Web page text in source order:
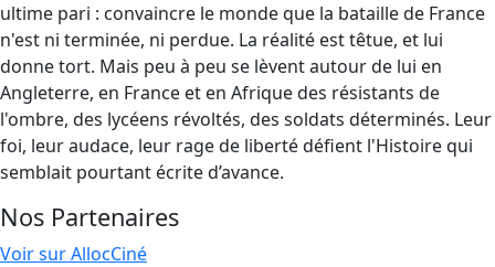
ultime pari : convaincre le monde que la bataille de France
n'est ni terminée, ni perdue. La réalité est têtue, et lui
donne tort. Mais peu à peu se lèvent autour de lui en
Angleterre, en France et en Afrique des résistants de
l'ombre, des lycéens révoltés, des soldats déterminés. Leur
foi, leur audace, leur rage de liberté défient l'Histoire qui
semblait pourtant écrite d’avance.
Nos Partenaires
Voir sur AllocCiné